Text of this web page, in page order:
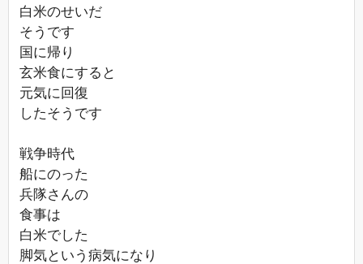
白米のせいだ
そうです
国に帰り
玄米食にすると
元気に回復
したそうです
戦争時代
船にのった
兵隊さんの
食事は
白米でした
脚気という病気になり